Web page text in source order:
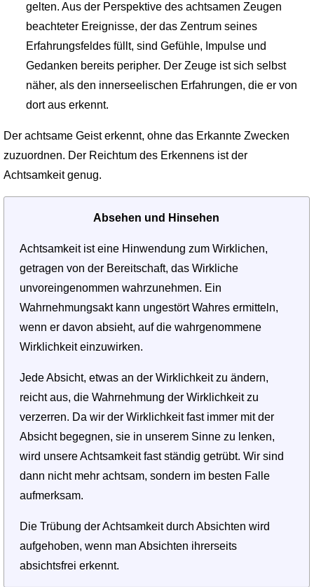
gelten. Aus der Perspektive des achtsamen Zeugen
beachteter Ereignisse, der das Zentrum seines
Erfahrungsfeldes füllt, sind Gefühle, Impulse und
Gedanken bereits peripher. Der Zeuge ist sich selbst
näher, als den innerseelischen Erfahrungen, die er von
dort aus erkennt.
Der achtsame Geist erkennt, ohne das Er­kannte Zwecken
zuzuordnen. Der Reichtum des Erkennens ist der
Achtsamkeit genug.
Absehen und Hinsehen
Achtsamkeit ist eine Hinwendung zum Wirklichen,
getragen von der Bereit­schaft, das Wirkliche
unvoreingenommen wahrzunehmen. Ein
Wahrnehmungs­akt kann ungestört Wahres ermitteln,
wenn er davon absieht, auf die wahrgenommene
Wirklichkeit einzuwirken.
Jede Absicht, etwas an der Wirklichkeit zu ändern,
reicht aus, die Wahr­nehmung der Wirklichkeit zu
verzerren. Da wir der Wirklichkeit fast immer mit der
Absicht begegnen, sie in unserem Sinne zu lenken,
wird unsere Acht­samkeit fast ständig getrübt. Wir sind
dann nicht mehr achtsam, sondern im besten Falle
aufmerksam.
Die Trübung der Achtsamkeit durch Absichten wird
aufgehoben, wenn man Absichten ihrerseits
absichtsfrei erkennt.